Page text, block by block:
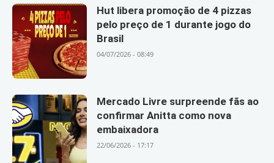
Hut libera promoção de 4 pizzas
pelo preço de 1 durante jogo do
Brasil
04/07/2026 - 08:49
Mercado Livre surpreende fãs ao
confirmar Anitta como nova
embaixadora
22/06/2026 - 17:17